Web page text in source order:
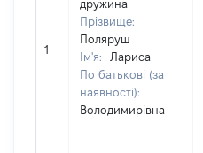
1
дружина
Прізвище:
Поляруш
Ім'я:
Лариса
По батькові (за
наявності):
Володимирівна